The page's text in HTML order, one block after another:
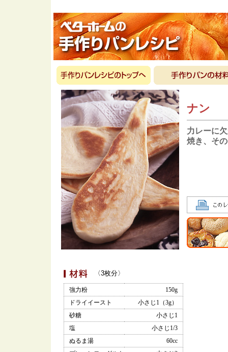
ナン
力レーに
焼き、そ
〈3枚分〉
強力粉
150g
ドライイースト
小さじ1（3g）
砂糖
小さじ1
塩
小さじ1/3
ぬるま湯
60cc